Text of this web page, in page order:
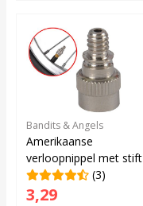
Bandits & Angels
Amerikaanse
verloopnippel met stift
(3)
3,29